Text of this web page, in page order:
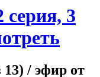
серия, 3
13) / эфир от